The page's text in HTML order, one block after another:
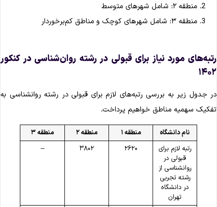
منطقه ۲: شامل شهرهای متوسط
منطقه ۳: شامل شهرهای کوچک و مناطق کم‌برخوردار
مورد نیاز برای قبولی در رشته روان‌شناسی در کنکور
جدول زیر به بررسی رتبه‌های لازم برای قبولی در رشته روانشناسی به
سهمیه مناطق خواهیم پرداخت.
نام دانشگاه منطقه ۱ منطقه ۲
منطقه ۳
رتبه لازم برای
قبولی در
روانشناسی از
رشته تجربی
در دانشگاه
تهران
۲۶۲۰ ۳۸۰۲ –